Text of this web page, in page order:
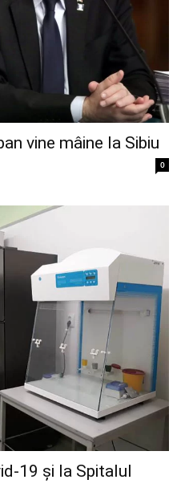
vine mâine la Sibiu
0
19 și la Spitalul